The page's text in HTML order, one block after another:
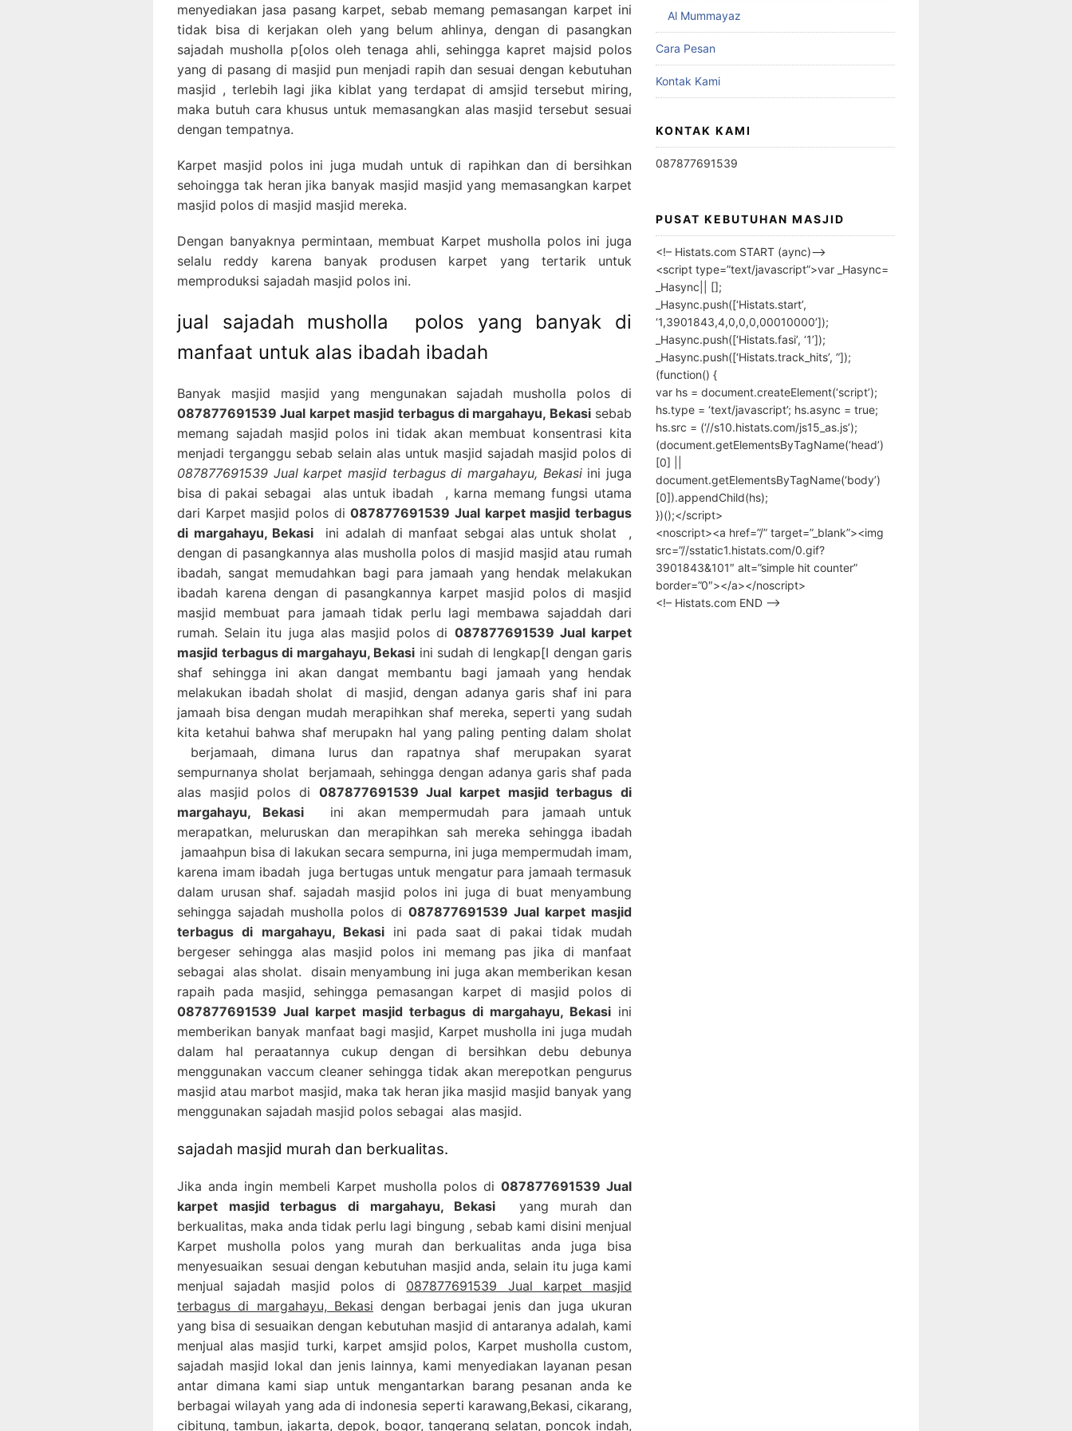
menyediakan jasa pasang karpet, sebab memang pemasangan karpet ini
tidak bisa di kerjakan oleh yang belum ahlinya, dengan di pasangkan
sajadah musholla p[olos oleh tenaga ahli, sehingga kapret majsid polos
yang di pasang di masjid pun menjadi rapih dan sesuai dengan kebutuhan
masjid , terlebih lagi jika kiblat yang terdapat di amsjid tersebut miring,
maka butuh cara khusus untuk memasangkan alas masjid tersebut sesuai
dengan tempatnya.
Karpet masjid polos ini juga mudah untuk di rapihkan dan di bersihkan
sehoingga tak heran jika banyak masjid masjid yang memasangkan karpet
masjid polos di masjid masjid mereka.
Dengan banyaknya permintaan, membuat Karpet musholla polos ini juga
selalu reddy karena banyak produsen karpet yang tertarik untuk
memproduksi sajadah masjid polos ini.
jual sajadah musholla polos yang banyak di
manfaat untuk alas ibadah ibadah
Banyak masjid masjid yang mengunakan sajadah musholla polos di
087877691539 Jual karpet masjid terbagus di margahayu, Bekasisebab
memang sajadah masjid polos ini tidak akan membuat konsentrasi kita
menjadi terganggu sebab selain alas untuk masjid sajadah masjid polos di
087877691539 Jual karpet masjid terbagus di margahayu, Bekasiini juga
bisa di pakai sebagai alas untuk ibadah , karna memang fungsi utama
dari Karpet masjid polos di087877691539 Jual karpet masjid terbagus
di margahayu, Bekasi ini adalah di manfaat sebgai alas untuk sholat ,
dengan di pasangkannya alas musholla polos di masjid masjid atau rumah
ibadah, sangat memudahkan bagi para jamaah yang hendak melakukan
ibadah karena dengan di pasangkannya karpet masjid polos di masjid
masjid membuat para jamaah tidak perlu lagi membawa sajaddah dari
rumah. Selain itu juga alas masjid polos di 087877691539 Jual karpet
masjid terbagus di margahayu, Bekasi ini sudah di lengkap[I dengan garis
shaf sehingga ini akan dangat membantu bagi jamaah yang hendak
melakukan ibadah sholat di masjid, dengan adanya garis shaf ini para
jamaah bisa dengan mudah merapihkan shaf mereka, seperti yang sudah
kita ketahui bahwa shaf merupakn hal yang paling penting dalam sholat
berjamaah, dimana lurus dan rapatnya shaf merupakan syarat
sempurnanya sholat berjamaah, sehingga dengan adanya garis shaf pada
alas masjid polos di 087877691539 Jual karpet masjid terbagus di
margahayu, Bekasi ini akan mempermudah para jamaah untuk
merapatkan, meluruskan dan merapihkan sah mereka sehingga ibadah
jamaahpun bisa di lakukan secara sempurna, ini juga mempermudah imam,
karena imam ibadah juga bertugas untuk mengatur para jamaah termasuk
dalam urusan shaf. sajadah masjid polos ini juga di buat menyambung
sehingga sajadah musholla polos di 087877691539 Jual karpet masjid
terbagus di margahayu, Bekasiini pada saat di pakai tidak mudah
bergeser sehingga alas masjid polos ini memang pas jika di manfaat
sebagai alas sholat. disain menyambung ini juga akan memberikan kesan
rapaih pada masjid, sehingga pemasangan karpet di masjid polos di
087877691539 Jual karpet masjid terbagus di margahayu, Bekasi ini
memberikan banyak manfaat bagi masjid, Karpet musholla ini juga mudah
dalam hal peraatannya cukup dengan di bersihkan debu debunya
menggunakan vaccum cleaner sehingga tidak akan merepotkan pengurus
masjid atau marbot masjid, maka tak heran jika masjid masjid banyak yang
menggunakan sajadah masjid polos sebagai alas masjid.
sajadah masjid murah dan berkualitas.
Jika anda ingin membeli Karpet musholla polos di 087877691539 Jual
karpet masjid terbagus di margahayu, Bekasi yang murah dan
berkualitas, maka anda tidak perlu lagi bingung , sebab kami disini menjual
Karpet musholla polos yang murah dan berkualitas anda juga bisa
menyesuaikan sesuai dengan kebutuhan masjid anda, selain itu juga kami
menjual sajadah masjid polos di 087877691539 Jual karpet masjid
terbagus di margahayu, Bekasi dengan berbagai jenis dan juga ukuran
yang bisa di sesuaikan dengan kebutuhan masjid di antaranya adalah, kami
menjual alas masjid turki, karpet amsjid polos, Karpet musholla custom,
sajadah masjid lokal dan jenis lainnya, kami menyediakan layanan pesan
antar dimana kami siap untuk mengantarkan barang pesanan anda ke
berbagai wilayah yang ada di indonesia seperti karawang,Bekasi, cikarang,
cibitung, tambun, jakarta, depok, bogor, tangerang selatan, poncok indah,
Al Mummayaz
Cara Pesan
Kontak Kami
KONTAK KAMI
087877691539
PUSAT KEBUTUHAN MASJID
<!– Histats.com START (aync)–>
<script type=”text/javascript”>var _Hasync=
_Hasync|| [];
_Hasync.push([‘Histats.start’,
‘1,3901843,4,0,0,0,00010000’]);
_Hasync.push([‘Histats.fasi’, ‘1’]);
_Hasync.push([‘Histats.track_hits’, ”]);
(function() {
var hs = document.createElement(‘script’);
hs.type = ‘text/javascript’; hs.async = true;
hs.src = (‘//s10.histats.com/js15_as.js’);
(document.getElementsByTagName(‘head’)
[0] ||
document.getElementsByTagName(‘body’)
[0]).appendChild(hs);
})();</script>
<noscript><a href=”/” target=”_blank”><img
src=”//sstatic1.histats.com/0.gif?
3901843&101″ alt=”simple hit counter”
border=”0″></a></noscript>
<!– Histats.com END –>